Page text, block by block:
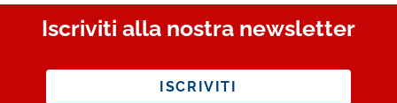
Iscriviti alla nostra newsletter
ISCRIVITI